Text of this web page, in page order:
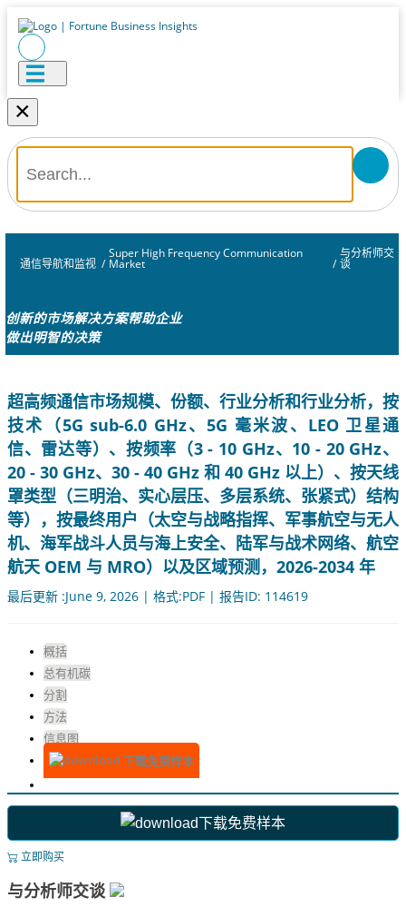
×
通信导航和监视 /
Super High Frequency Communication
Market /
与分析师交
谈
创新的市场解决方案帮助企业
做出明智的决策
超高频通信市场规模、份额、行业分析和行业分析，按
技术（5G sub-6.0 GHz、5G 毫米波、LEO 卫星通
信、雷达等）、按频率（3 - 10 GHz、10 - 20 GHz、
20 - 30 GHz、30 - 40 GHz 和 40 GHz 以上）、按天线
罩类型（三明治、实心层压、多层系统、张紧式）结构
等），按最终用户（太空与战略指挥、军事航空与无人
机、海军战斗人员与海上安全、陆军与战术网络、航空
航天 OEM 与 MRO）以及区域预测，2026-2034 年
最后更新 :June 9, 2026 | 格式:PDF | 报告ID: 114619
概括
总有机碳
分割
方法
信息图
下载免费样本
下载免费样本
立即购买
与分析师交谈